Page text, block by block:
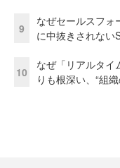
9
なぜセールスフォ
に中抜きされない
10
なぜ「リアルタ
りも根深い、“組